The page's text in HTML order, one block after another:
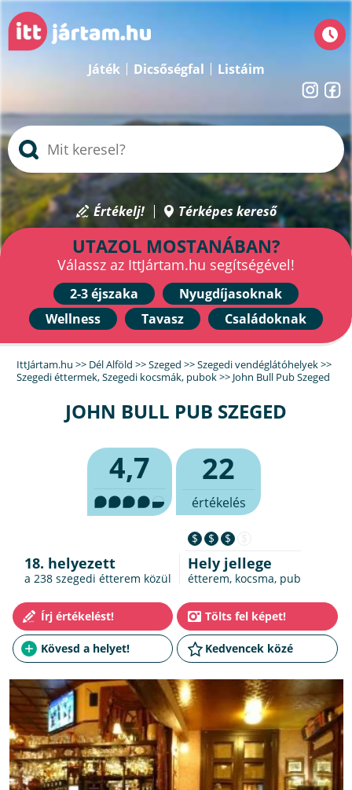
Játék Dicsőségfal Listáim
Értékelj! Térképes kereső
UTAZOL MOSTANÁBAN?
Válassz az IttJártam.hu segítségével!
2-3 éjszaka
Nyugdíjasoknak
Wellness
Tavasz Családoknak
IttJártam.hu >> Dél Alföld >>Szeged >>Szegedi vendéglátóhelyek>>
Szegedi éttermek,Szegedi kocsmák, pubok>> John Bull Pub Szeged
JOHN BULL PUB SZEGED
4,7 22
értékelés
18. helyezett
a 238szegedi étterem közül
$ $ $
Hely jellege
étterem, kocsma, pub